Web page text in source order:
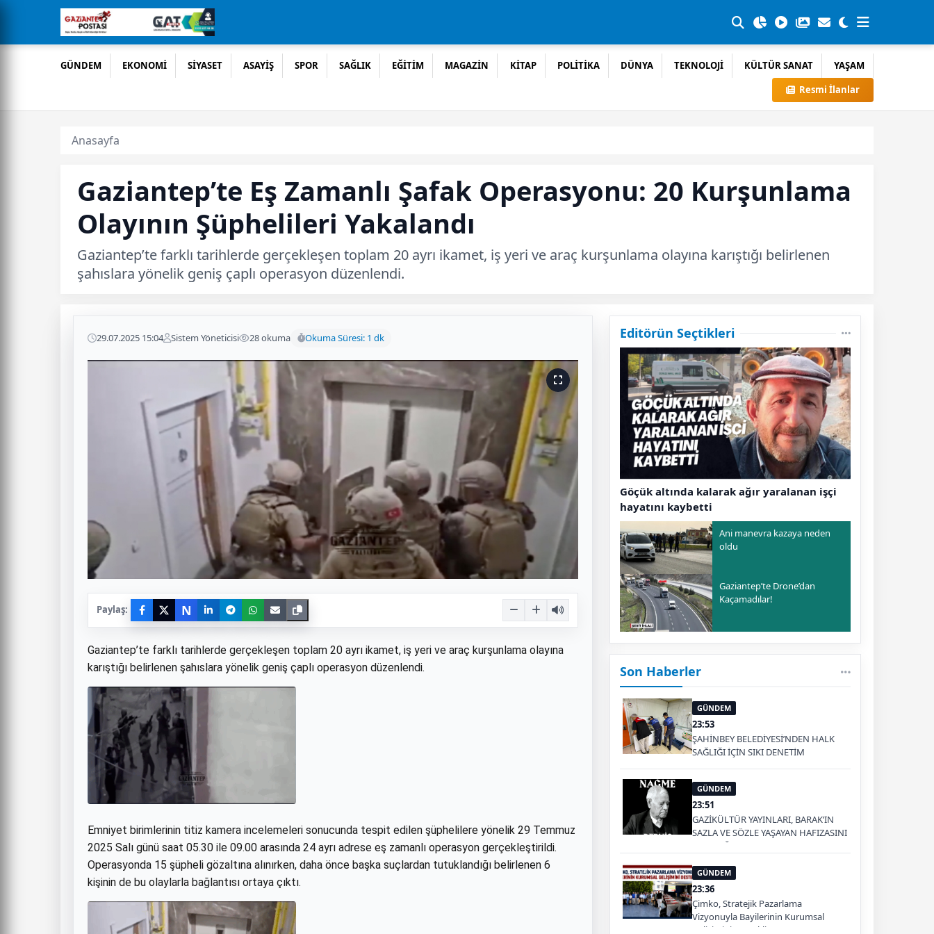
GÜNDEM EKONOMİ SİYASET ASAYİŞ SPOR SAĞLIK EĞİTİM MAGAZİN KİTAP POLİTİKA DÜNYA TEKNOLOJİ KÜLTÜR SANAT
YAŞAM
Resmi İlanlar
Anasayfa
Gaziantep’te Eş Zamanlı Şafak Operasyonu: 20 Kurşunlama
Olayının Şüphelileri Yakalandı
Gaziantep’te farklı tarihlerde gerçekleşen toplam 20 ayrı ikamet, iş yeri ve araç kurşunlama olayına karıştığı belirlenen
şahıslara yönelik geniş çaplı operasyon düzenlendi.
29.07.2025 15:04 Sistem Yöneticisi 28 okuma Okuma Süresi: 1 dk
Paylaş: N
Gaziantep’te farklı tarihlerde gerçekleşen toplam 20 ayrı ikamet, iş yeri ve araç kurşunlama olayına
karıştığı belirlenen şahıslara yönelik geniş çaplı operasyon düzenlendi.
Emniyet birimlerinin titiz kamera incelemeleri sonucunda tespit edilen şüphelilere yönelik 29 Temmuz
2025 Salı günü saat 05.30 ile 09.00 arasında 24 ayrı adrese eş zamanlı operasyon gerçekleştirildi.
Operasyonda 15 şüpheli gözaltına alınırken, daha önce başka suçlardan tutuklandığı belirlenen 6
kişinin de bu olaylarla bağlantısı ortaya çıktı.
Editörün Seçtikleri
Göçük altında kalarak ağır yaralanan işçi
hayatını kaybetti
Ani manevra kazaya neden
oldu
Gaziantep’te Drone’dan
Kaçamadılar!
Son Haberler
GÜNDEM
23:53
ŞAHİNBEY BELEDİYESİ’NDEN HALK
SAĞLIĞI İÇİN SIKI DENETİM
GÜNDEM
23:51
GAZİKÜLTÜR YAYINLARI, BARAK’IN
SAZLA VE SÖZLE YAŞAYAN HAFIZASINI
GELECEĞE TAŞIYOR
GÜNDEM
23:36
Çimko, Stratejik Pazarlama
Vizyonuyla Bayilerinin Kurumsal
Gelişimini Destekliyor